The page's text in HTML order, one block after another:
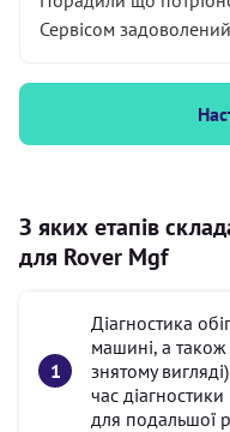
Сервісом
З яких етапів
для Rover Mgf
Діагностика
машині, а також
знятому
час діагностики
для подальшої